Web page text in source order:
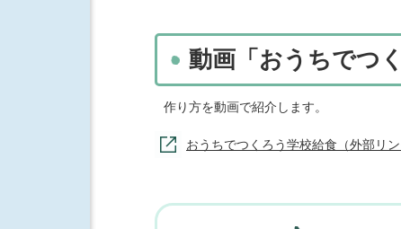
動画「おうちでつ
作り方を動画で紹介します。
おうちでつくろう学校給食（外部リン